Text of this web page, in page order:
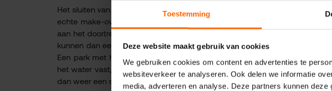
Toestemming
Deze website maakt gebruik van cookies
We gebruiken cookies om content en advertenties te
websiteverkeer te analyseren. Ook delen we informatie
media, adverteren en analyse. Deze partners kunnen
Het sluiten van de horeca biedt het Joris Ivensplein een nieuwe kans. De
echte make-over te geven en er een parkachtige sfeer te creëren.
aan het doortrekken van Kronenburgerpark over het nu nog grauwe plein.
kunnen dan een twee- of drielaags woningen komen, met op de begane
Een park met horeca draagt bij aan een veilige prettige omgeving.
het water vast, iets waar in het centrum van Nijmegen echt behoefte aan
dan weer een steentje bij aan het oplossen van de woningnood."